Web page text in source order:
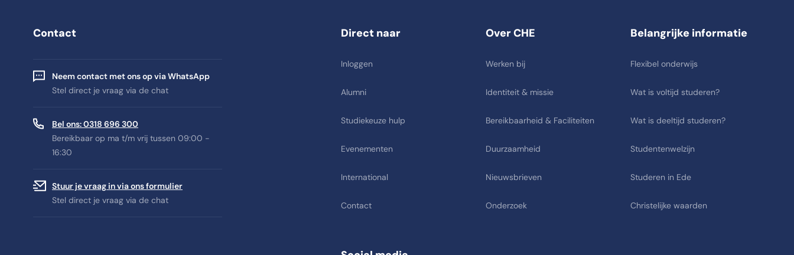
Contact
Neem contact met ons op via WhatsApp
Stel direct je vraag via de chat
Bel ons: 0318 696 300
Bereikbaar op ma t/m vrij tussen 09:00 -
16:30
Stuur je vraag in via ons formulier
Stel direct je vraag via de chat
Direct naar
Inloggen
Alumni
Studiekeuze hulp
Evenementen
International
Contact
Over CHE
Werken bij
Identiteit & missie
Bereikbaarheid & Faciliteiten
Duurzaamheid
Nieuwsbrieven
Onderzoek
Belangrijke informatie
Flexibel onderwijs
Wat is voltijd studeren?
Wat is deeltijd studeren?
Studentenwelzijn
Studeren in Ede
Christelijke waarden